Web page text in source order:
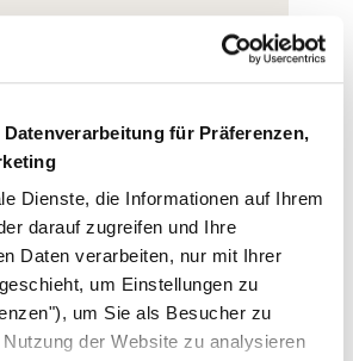
für Präferenzen,
Dienste, die Informationen auf Ihrem
darauf zugreifen und Ihre
Daten verarbeiten, nur mit Ihrer
um Einstellungen zu
um Sie als Besucher zu
der Website zu analysieren